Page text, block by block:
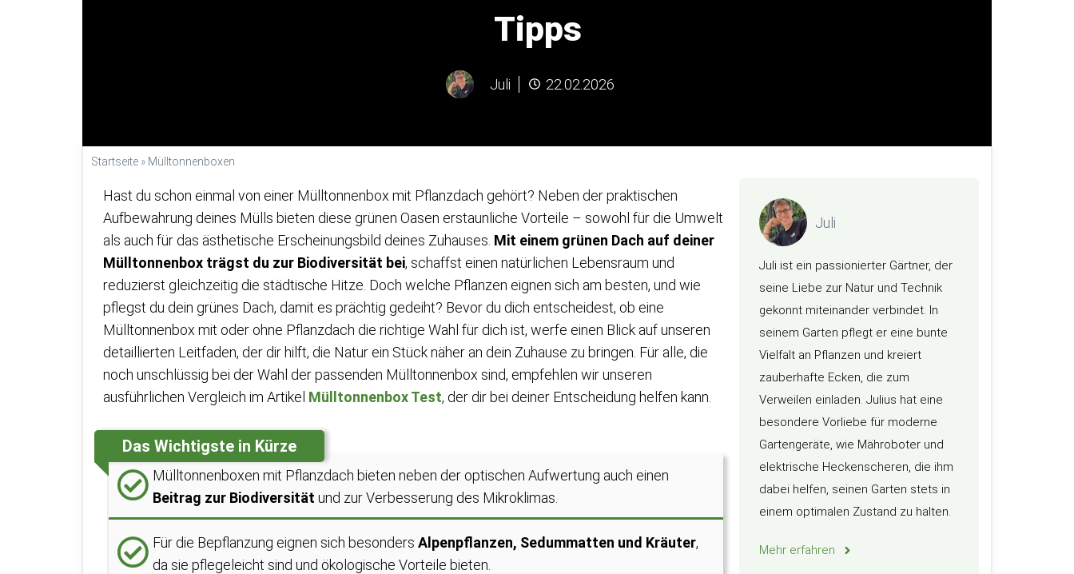
Tipps
Juli 22.02.2026
Startseite » Mülltonnenboxen
Hast du schon einmal von einer Mülltonnenbox mit Pflanzdach gehört? Neben der praktischen
Aufbewahrung deines Mülls bieten diese grünen Oasen erstaunliche Vorteile – sowohl für die Umwelt
als auch für das ästhetische Erscheinungsbild deines Zuhauses. Mit einem grünen Dach auf deiner
Mülltonnenbox trägst du zur Biodiversität bei, schaffst einen natürlichen Lebensraum und
reduzierst gleichzeitig die städtische Hitze. Doch welche Pflanzen eignen sich am besten, und wie
pflegst du dein grünes Dach, damit es prächtig gedeiht? Bevor du dich entscheidest, ob eine
Mülltonnenbox mit oder ohne Pflanzdach die richtige Wahl für dich ist, werfe einen Blick auf unseren
detaillierten Leitfaden, der dir hilft, die Natur ein Stück näher an dein Zuhause zu bringen. Für alle, die
noch unschlüssig bei der Wahl der passenden Mülltonnenbox sind, empfehlen wir unseren
ausführlichen Vergleich im Artikel Mülltonnenbox Test, der dir bei deiner Entscheidung helfen kann.
Das Wichtigste in Kürze
Mülltonnenboxen mit Pflanzdach bieten neben der optischen Aufwertung auch einen
Beitrag zur Biodiversität und zur Verbesserung des Mikroklimas.
Für die Bepflanzung eignen sich besonders Alpenpflanzen, Sedummatten und Kräuter,
da sie pflegeleicht sind und ökologische Vorteile bieten.
Juli
Juli ist ein passionierter Gärtner, der
seine Liebe zur Natur und Technik
gekonnt miteinander verbindet. In
seinem Garten pflegt er eine bunte
Vielfalt an Pflanzen und kreiert
zauberhafte Ecken, die zum
Verweilen einladen. Julius hat eine
besondere Vorliebe für moderne
Gartengeräte, wie Mähroboter und
elektrische Heckenscheren, die ihm
dabei helfen, seinen Garten stets in
einem optimalen Zustand zu halten.
Mehr erfahren